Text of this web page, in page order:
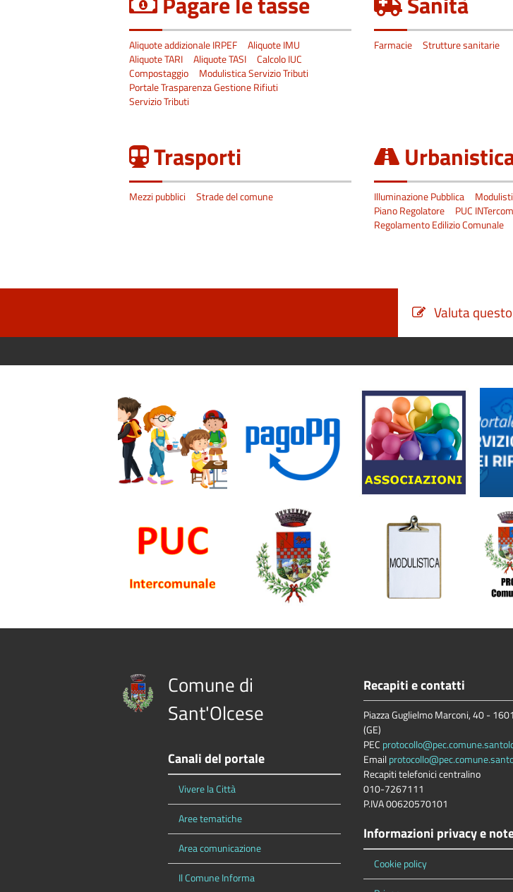
Aliquote addizionale IRPEF
Aliquote IMU
Aliquote TARI
Aliquote TASI
Calcolo IUC
Compostaggio
Modulistica Servizio Tributi
Portale Trasparenza Gestione Rifiuti
Servizio Tributi
Farmacie Strutture sanitarie
Trasporti
Mezzi pubblici Strade del comune Illuminazione Pubblica
Piano Regolatore
PUC
Regolamento Edilizio Comunale
Valuta
Comune di
Sant'Olcese
Canali del portale
Vivere la Città
Aree tematiche
Area comunicazione
Il Comune Informa
Recapiti e contatti
Piazza Guglielmo Marconi, 40 -
(GE)
PEC
Email
Recapiti telefonici centralino
010-7267111
P.IVA 00620570101
Informazioni privacy e
Cookie policy